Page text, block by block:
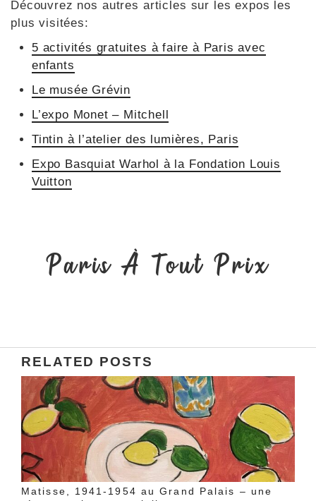
Découvrez nos autres articles sur les expos les
plus visitées:
5 activités gratuites à faire à Paris avec
enfants
Le musée Grévin
L’expo Monet – Mitchell
Tintin à l’atelier des lumières, Paris
Expo Basquiat Warhol à la Fondation Louis
Vuitton
Paris À Tout Prix
RELATED POSTS
Matisse, 1941‑1954 au Grand Palais – une